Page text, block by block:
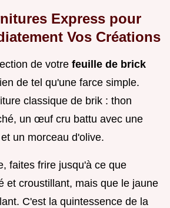
Express pour
Vos Créations
de votre feuille de brick
de tel qu'une farce simple.
classique de brik : thon
un œuf cru battu avec une
un morceau d'olive.
faites frire jusqu'à ce que
et croustillant, mais que le jaune
C'est la quintessence de la